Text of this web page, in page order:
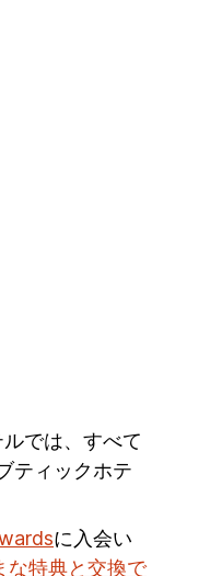
では、すべて
ティックホテ
に入会い
な特典と交換で